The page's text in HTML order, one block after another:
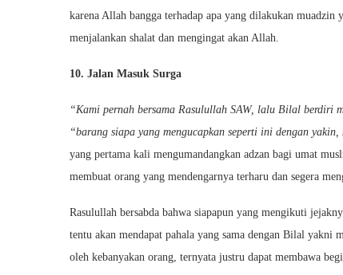
karena Allah bangga terhadap apa yang dilakukan
menjalankan shalat dan mengingat akan Allah.
10. Jalan Masuk Surga
“Kami pernah bersama Rasulullah SAW, lalu Bilal berdiri
“barang siapa yang mengucapkan seperti ini dengan
yang pertama kali mengumandangkan adzan bagi umat
membuat orang yang mendengarnya terharu dan segera
Rasulullah bersabda bahwa siapapun yang mengikuti
tentu akan mendapat pahala yang sama dengan Bilal yakni
oleh kebanyakan orang, ternyata justru dapat membawa